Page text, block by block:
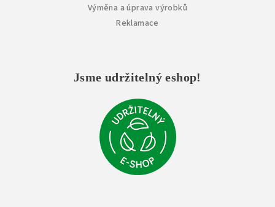
Výměna a úprava výrobků
Reklamace
Jsme udržitelný eshop!